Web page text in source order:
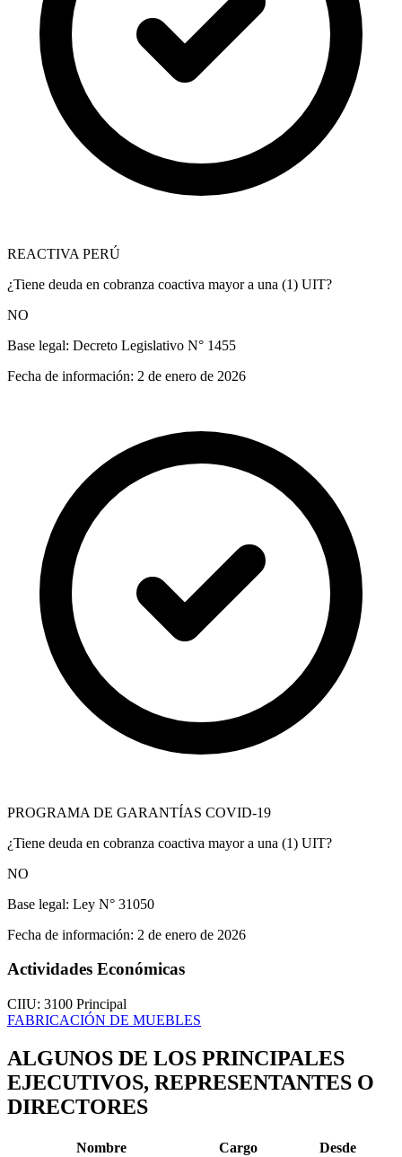
REACTIVA PERÚ
¿Tiene deuda en cobranza coactiva mayor a una (1) UIT?
NO
Base legal: Decreto Legislativo N° 1455
Fecha de información: 2 de enero de 2026
PROGRAMA DE GARANTÍAS COVID-19
¿Tiene deuda en cobranza coactiva mayor a una (1) UIT?
NO
Base legal: Ley N° 31050
Fecha de información: 2 de enero de 2026
Actividades Económicas
CIIU: 3100 Principal
FABRICACIÓN DE MUEBLES
ALGUNOS DE LOS PRINCIPALES
EJECUTIVOS, REPRESENTANTES O
DIRECTORES
Nombre Cargo Desde